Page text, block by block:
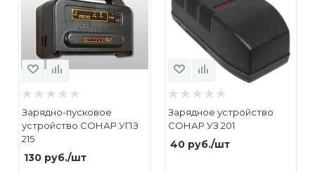
Зарядно-пусковое
устройство СОНАР УПЗ
215
130 руб./шт
Зарядное устройство
СОНАР УЗ 201
40руб./шт